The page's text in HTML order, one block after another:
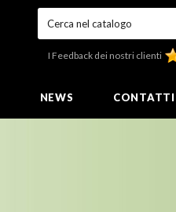
Cerca nel catalogo
I Feedback dei nostri clienti
NEWS CONTATTI